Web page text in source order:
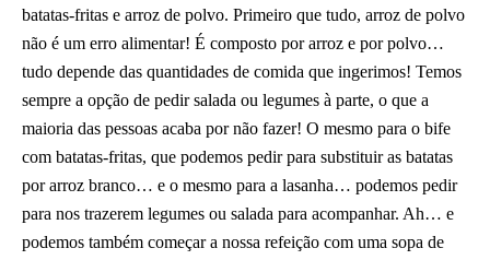
batatas-fritas e arroz de polvo. Primeiro que tudo, arroz de polvo
não é um erro alimentar! É composto por arroz e por polvo…
tudo depende das quantidades de comida que ingerimos! Temos
sempre a opção de pedir salada ou legumes à parte, o que a
maioria das pessoas acaba por não fazer! O mesmo para o bife
com batatas-fritas, que podemos pedir para substituir as batatas
por arroz branco… e o mesmo para a lasanha… podemos pedir
para nos trazerem legumes ou salada para acompanhar. Ah… e
podemos também começar a nossa refeição com uma sopa de